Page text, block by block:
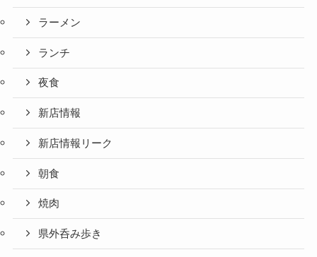
ラーメン
ランチ
夜食
新店情報
新店情報リーク
朝食
焼肉
県外呑み歩き